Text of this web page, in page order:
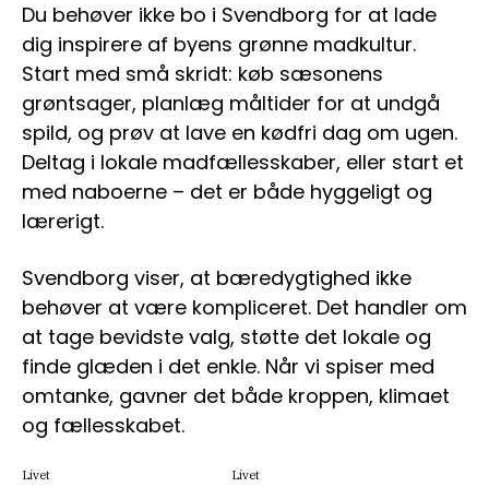
Du behøver ikke bo i Svendborg for at lade
dig inspirere af byens grønne madkultur.
Start med små skridt: køb sæsonens
grøntsager, planlæg måltider for at undgå
spild, og prøv at lave en kødfri dag om ugen.
Deltag i lokale madfællesskaber, eller start et
med naboerne – det er både hyggeligt og
lærerigt.
Svendborg viser, at bæredygtighed ikke
behøver at være kompliceret. Det handler om
at tage bevidste valg, støtte det lokale og
finde glæden i det enkle. Når vi spiser med
omtanke, gavner det både kroppen, klimaet
og fællesskabet.
Livet Livet